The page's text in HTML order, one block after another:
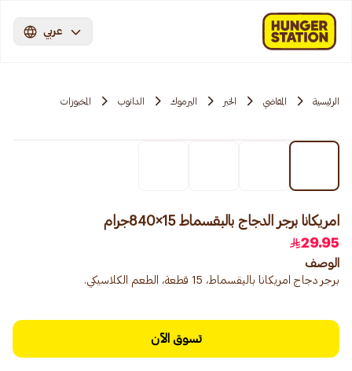
عربي
الرئيسية المقاضي الخبر اليرموك الدانوب المخبوزات
امريكانا برجر الدجاج بالبقسماط 15×840جرام
29.95
الوصف
برجر دجاج امريكانا بالبقسماط، 15 قطعة، الطعم الكلاسيكي.
تسوق الآن